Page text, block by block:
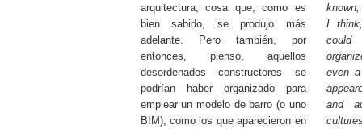
arquitectura, cosa que, como es
bien sabido, se produjo más
adelante. Pero también, por
entonces, pienso, aquellos
desordenados constructores se
podrían haber organizado para
emplear un modelo de barro (o uno
BIM), como los que aparecieron en
I
even
and